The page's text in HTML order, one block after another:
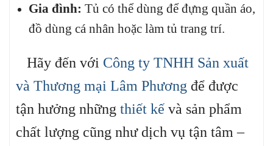
Gia đình: Tủ có thể dùng để đựng quần áo,
đồ dùng cá nhân hoặc làm tủ trang trí.
Hãy đến với Công ty TNHH Sản xuất
và Thương mại Lâm Phương để được
tận hưởng những thiết kế và sản phẩm
chất lượng cũng như dịch vụ tận tâm –